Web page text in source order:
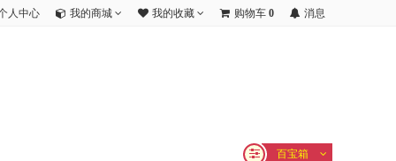
人中心 我的商城 我的收藏 购物车 0 消息
百宝箱